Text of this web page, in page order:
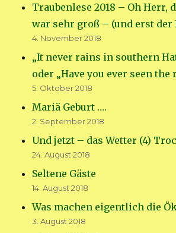
Traubenlese 2018 – Oh Herr,
war sehr groß – (und erst der
4. November 2018
„It never rains in southern
oder „Have you ever seen the
5. Oktober 2018
Mariä Geburt ….
2. September 2018
Und jetzt – das Wetter (4)
24. August 2018
Seltene Gäste
14. August 2018
Was machen eigentlich die
3. August 2018